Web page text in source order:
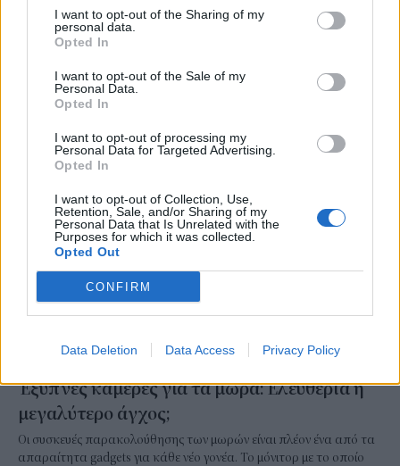
I want to opt-out of the Sharing of my
personal data.
Opted In
I want to opt-out of the Sale of my
Personal Data.
Opted In
I want to opt-out of processing my
Personal Data for Targeted Advertising.
Opted In
I want to opt-out of Collection, Use,
Retention, Sale, and/or Sharing of my
Personal Data that Is Unrelated with the
Purposes for which it was collected.
Opted Out
CONFIRM
Data Deletion Data Access Privacy Policy
Samsung Galaxy
Εάν έχετε Samsung Galaxy κινητό, ήρθε η ώρα να ανακαλύψετε
μια σειρά από λειτουργίες που δεν θα βρείτε σε άλλες Android
συσκευές, από τα εφέ φωτισμού για τις ειδοποιήσεις μέχρι και ένα
κρυφό μενού Wi-Fi.
NEWSROOM / 05 Αυγ 2026
Έξυπνες κάμερες για τα μωρά: Ελευθερία ή
μεγαλύτερο άγχος;
Οι συσκευές παρακολούθησης των μωρών είναι πλέον ένα από τα
απαραίτητα gadgets για κάθε νέο γονέα. Το μόνιτορ με το οποίο